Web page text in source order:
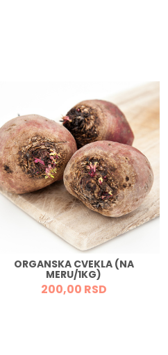
ORGANSKA CVEKLA (NA
MERU/1KG)
200,00 RSD